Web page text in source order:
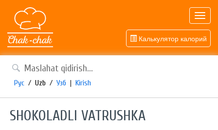
Калькулятор калорий
Рус / Uzb / Узб | Kirish
SHOKOLADLI VATRUSHKA